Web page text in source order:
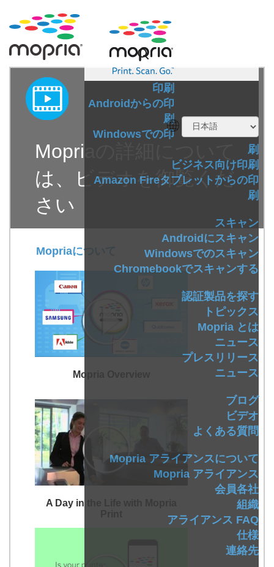
印刷
Androidからの印
刷
Windowsでの印
刷
ビジネス向け印刷
Amazon Fireタブレットからの印
刷
スキャン
Androidにスキャン
Windowsでのスキャン
Chromebookでスキャンする
認証製品を探す
トピックス
Mopria とは
ニュース
プレスリリース
ニュース
ブログ
ビデオ
よくある質問
Mopria アライアンスについて
Mopria アライアンス
会員各社
組織
アライアンス FAQ
仕様
連絡先
Mopriaの詳細について
は、ビデオを御覧くだ
さい
Mopriaについて
Mopria Overview
A Day in the Life with Mopria